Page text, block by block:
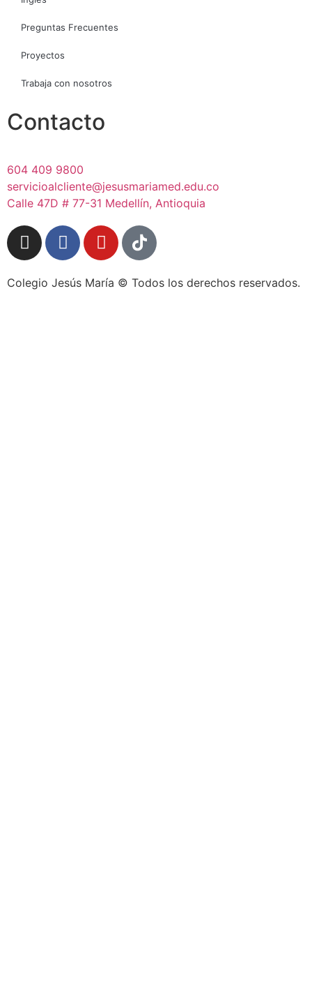
Preguntas Frecuentes
Proyectos
Trabaja con nosotros
Contacto
604 409 9800
servicioalcliente@jesusmariamed.edu.co
Calle 47D # 77-31 Medellín, Antioquia
Colegio Jesús María © Todos los derechos reservados.